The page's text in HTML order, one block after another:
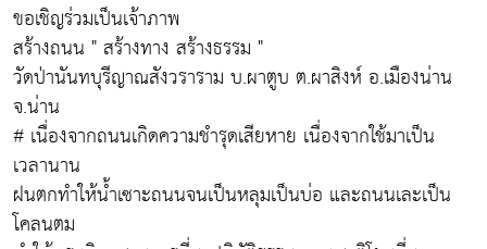
ขอเชิญร่วมเป็นเจ้าภาพ
สร้างถนน " สร้างทาง สร้างธรรม "
วัดป่านันทบุรีญาณสังวราราม บ.ผาตูบ ต.ผาสิงห์ อ.เมืองน่าน
จ.น่าน
# เนื่องจากถนนเกิดความชำรุดเสียหาย เนื่องจากใช้มาเป็น
เวลานาน
ฝนตกทำให้น้ำเซาะถนนจนเป็นหลุมเป็นบ่อ และถนนเละเป็น
โคลนตม